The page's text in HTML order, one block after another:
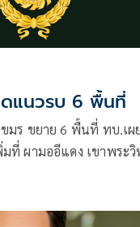
ดแนวรบ 6 พื้นที่
มร ขยาย 6 พื้นที่ ทบ.เผ
ที่ ผามออีแดง เขาพระวิ